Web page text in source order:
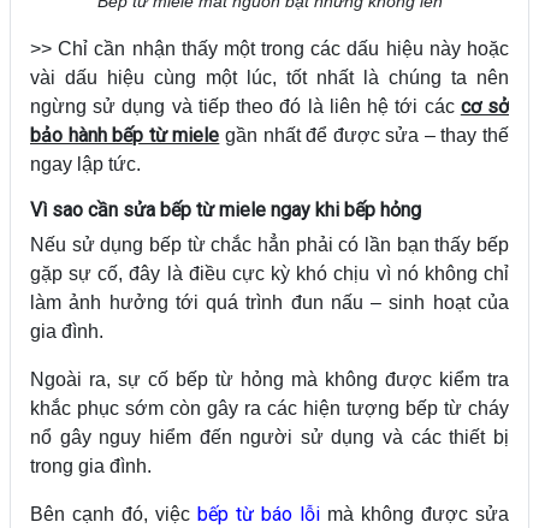
>> Chỉ cần nhận thấy một trong các dấu hiệu này hoặc
vài dấu hiệu cùng một lúc, tốt nhất là chúng ta nên
ngừng sử dụng và tiếp theo đó là liên hệ tới các cơ sở
bảo hành bếp từ miele gần nhất để được sửa – thay thế
ngay lập tức.
Vì sao cần sửa bếp từ miele ngay khi bếp hỏng
Nếu sử dụng bếp từ chắc hẳn phải có lần bạn thấy bếp
gặp sự cố, đây là điều cực kỳ khó chịu vì nó không chỉ
làm ảnh hưởng tới quá trình đun nấu – sinh hoạt của
gia đình.
Ngoài ra, sự cố bếp từ hỏng mà không được kiểm tra
khắc phục sớm còn gây ra các hiện tượng bếp từ cháy
nổ gây nguy hiểm đến người sử dụng và các thiết bị
trong gia đình.
Bên cạnh đó, việc bếp từ báo lỗi mà không được sửa